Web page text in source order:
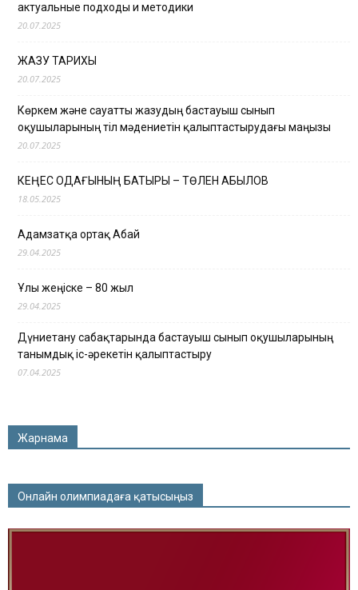
актуальные подходы и методики
20.07.2025
ЖАЗУ ТАРИХЫ
20.07.2025
Көркем және сауатты жазудың бастауыш сынып
оқушыларының тіл мәдениетін қалыптастырудағы маңызы
20.07.2025
КЕҢЕС ОДАҒЫНЫҢ БАТЫРЫ – ТӨЛЕН ҚАБЫЛОВ
18.05.2025
Адамзатқа ортақ Абай
29.04.2025
Ұлы жеңіске – 80 жыл
29.04.2025
Дүниетану сабақтарында бастауыш сынып оқушыларының
танымдық іс-әрекетін қалыптастыру
07.04.2025
Жарнама
Онлайн олимпиадаға қатысыңыз